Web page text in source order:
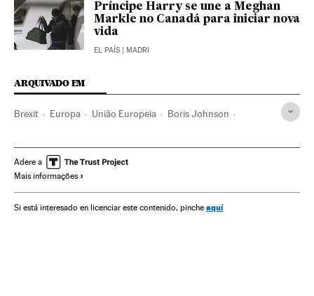
Príncipe Harry se une a Meghan
Markle no Canadá para iniciar nova
vida
EL PAÍS | MADRI
ARQUIVADO EM
Brexit Europa União Europeia Boris Johnson
Diplomacia Blocos internacionais
Reino Unido
Adere a
Mais informações
Si está interesado en licenciar este contenido, pinche aquí